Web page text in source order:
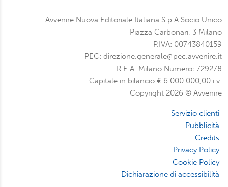
Avvenire Nuova Editoriale Italiana S.p.A Socio Unico
Piazza Carbonari, 3 Milano
P.IVA: 00743840159
PEC: direzione.generale@pec.avvenire.it
R.E.A. Milano Numero: 729278
Capitale in bilancio € 6.000.000,00 i.v.
Copyright 2026 © Avvenire
Servizio clienti
Pubblicità
Credits
Privacy Policy
Cookie Policy
Dichiarazione di accessibilità